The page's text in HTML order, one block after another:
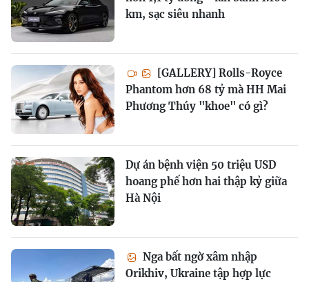
km, sạc siêu nhanh
[GALLERY] Rolls-Royce
Phantom hơn 68 tỷ mà HH Mai
Phương Thúy "khoe" có gì?
Dự án bệnh viện 50 triệu USD
hoang phế hơn hai thập kỷ giữa
Hà Nội
Nga bất ngờ xâm nhập
Orikhiv, Ukraine tập hợp lực